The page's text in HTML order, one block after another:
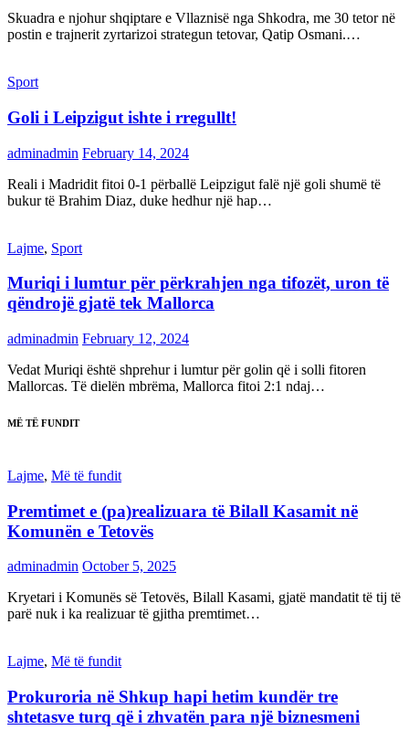
Skuadra e njohur shqiptare e Vllaznisë nga Shkodra, me 30 tetor në
postin e trajnerit zyrtarizoi strategun tetovar, Qatip Osmani.…
Sport
Goli i Leipzigut ishte i rregullt!
adminadmin February 14, 2024
Reali i Madridit fitoi 0-1 përballë Leipzigut falë një goli shumë të
bukur të Brahim Diaz, duke hedhur një hap…
Lajme, Sport
Muriqi i lumtur për përkrahjen nga tifozët, uron të
qëndrojë gjatë tek Mallorca
adminadmin February 12, 2024
Vedat Muriqi është shprehur i lumtur për golin që i solli fitoren
Mallorcas. Të dielën mbrëma, Mallorca fitoi 2:1 ndaj…
MË TË FUNDIT
Lajme, Më të fundit
Premtimet e (pa)realizuara të Bilall Kasamit në
Komunën e Tetovës
adminadmin October 5, 2025
Kryetari i Komunës së Tetovës, Bilall Kasami, gjatë mandatit të tij të
parë nuk i ka realizuar të gjitha premtimet…
Lajme, Më të fundit
Prokuroria në Shkup hapi hetim kundër tre
shtetasve turq që i zhvatën para një biznesmeni